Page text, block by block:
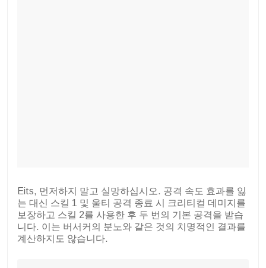
Eits, 먼저하지 말고 실망하십시오. 공격 속도 효과를 잃
는 대신 스킬 1 및 울티 공격 종료 시 크리티컬 데미지를
보장하고 스킬 2를 사용한 후 두 번의 기본 공격을 받습
니다. 이는 버서커의 분노와 같은 것의 치명적인 결과를
계산하지도 않습니다.